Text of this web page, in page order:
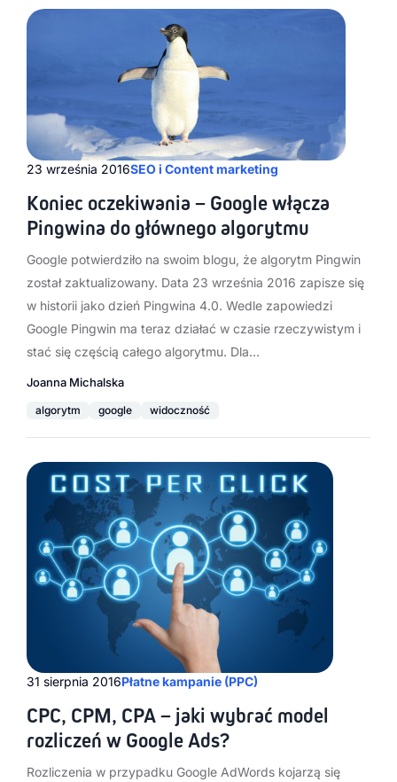
23 września 2016SEO i Content marketing
Koniec oczekiwania – Google włącza
Pingwina do głównego algorytmu
Google potwierdziło na swoim blogu, że algorytm Pingwin
został zaktualizowany. Data 23 września 2016 zapisze się
w historii jako dzień Pingwina 4.0. Wedle zapowiedzi
Google Pingwin ma teraz działać w czasie rzeczywistym i
stać się częścią całego algorytmu. Dla…
Joanna Michalska
algorytm google widoczność
31 sierpnia 2016Płatne kampanie (PPC)
CPC, CPM, CPA – jaki wybrać model
rozliczeń w Google Ads?
Rozliczenia w przypadku Google AdWords kojarzą się